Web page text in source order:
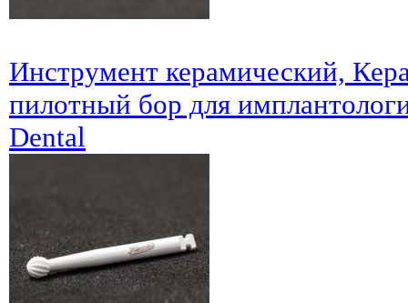
Инструмент керамический,
пилотный бор для
Dental